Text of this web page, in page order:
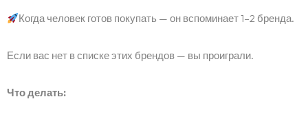
Когда человек готов покупать — он вспоминает 1–2 бренда.
Если вас нет в списке этих брендов — вы проиграли.
Что делать: